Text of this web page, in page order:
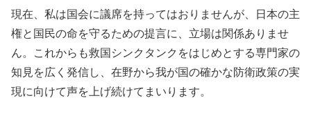
現在、私は国会に議席を持ってはおりませんが、日本の主
権と国民の命を守るための提言に、立場は関係ありませ
ん。これからも救国シンクタンクをはじめとする専門家の
知見を広く発信し、在野から我が国の確かな防衛政策の実
現に向けて声を上げ続けてまいります。